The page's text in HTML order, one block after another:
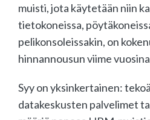
muisti, jota käytetään niin
tietokoneissa,
pelikonsoleissakin, on
hinnannousun viime
Syy on yksinkertainen:
datakeskusten palvelimet